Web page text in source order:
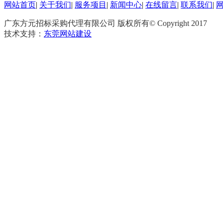
网站首页| 关于我们| 服务项目 | 新闻中心| 在线留言| 联系我们|
广东方元招标采购代理有限公司 版权所有© Copyright 2017
技术支持： 东莞网站建设